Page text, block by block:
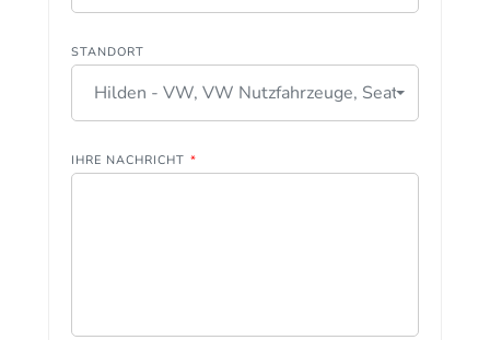
STANDORT
Hilden - VW, VW Nutzfahrzeuge, Seat
IHRE NACHRICHT *